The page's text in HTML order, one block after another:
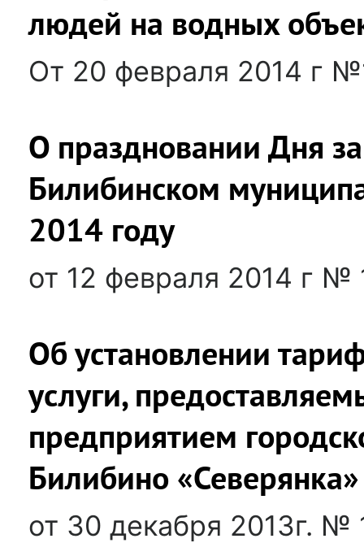
людей на водных
От 20 февраля 2014 г
О праздновании Дня
Билибинском
2014 году
от 12 февраля 2014 г №
Об установлении
услуги,
предприятием
Билибино
от 30 декабря 2013г. №